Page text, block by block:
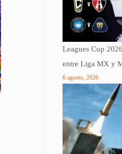
Leagues Cup
entre Liga MX y
6 agosto, 2026